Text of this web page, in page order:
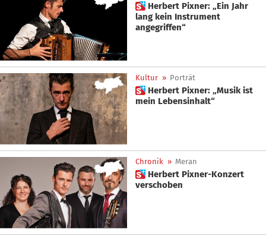
 Herbert Pixner: „Ein Jahr
lang kein Instrument
angegriffen“
Kultur » Porträt
 Herbert Pixner: „Musik ist
mein Lebensinhalt“
Chronik » Meran
 Herbert Pixner-Konzert
verschoben